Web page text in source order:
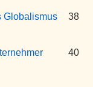
Globalismus
38
40